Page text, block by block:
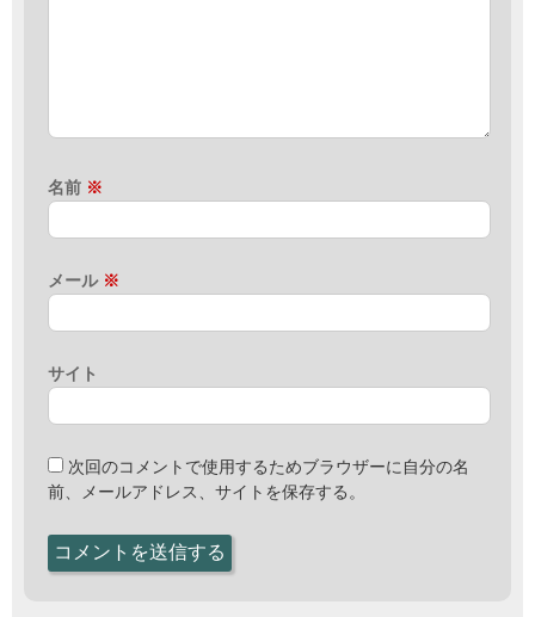
名前 ※
メール ※
サイト
次回のコメントで使用するためブラウザーに自分の名
前、メールアドレス、サイトを保存する。